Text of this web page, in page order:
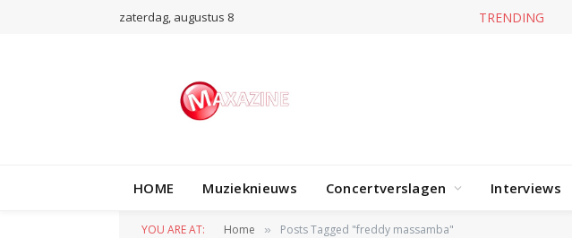
zaterdag, augustus 8 TRENDING
HOME Muzieknieuws Concertverslagen Interviews
YOU ARE AT: Home » Posts Tagged "freddy massamba"